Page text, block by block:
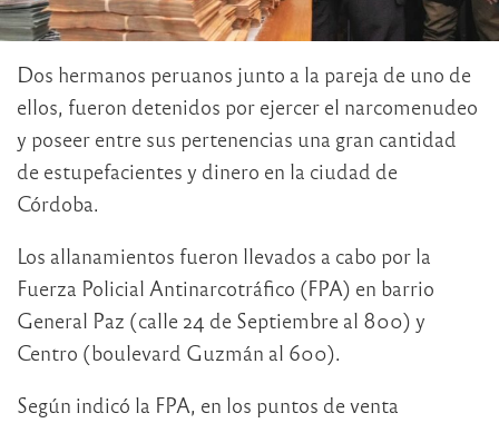
Dos hermanos peruanos junto a la pareja de uno de
ellos, fueron detenidos por ejercer el narcomenudeo
y poseer entre sus pertenencias una gran cantidad
de estupefacientes y dinero en la ciudad de
Córdoba.
Los allanamientos fueron llevados a cabo por la
Fuerza Policial Antinarcotráfico (FPA) en barrio
General Paz (calle 24 de Septiembre al 800) y
Centro (boulevard Guzmán al 600).
Según indicó la FPA, en los puntos de venta